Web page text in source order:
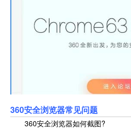
360安全浏览器常见问题
360安全浏览器如何截图?